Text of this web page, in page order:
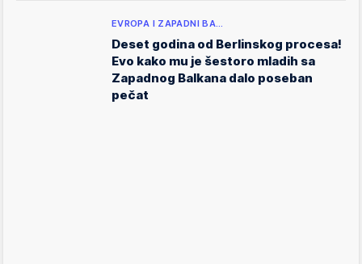
EVROPA I ZAPADNI BA…
Deset godina od Berlinskog procesa!
Evo kako mu je šestoro mladih sa
Zapadnog Balkana dalo poseban
pečat